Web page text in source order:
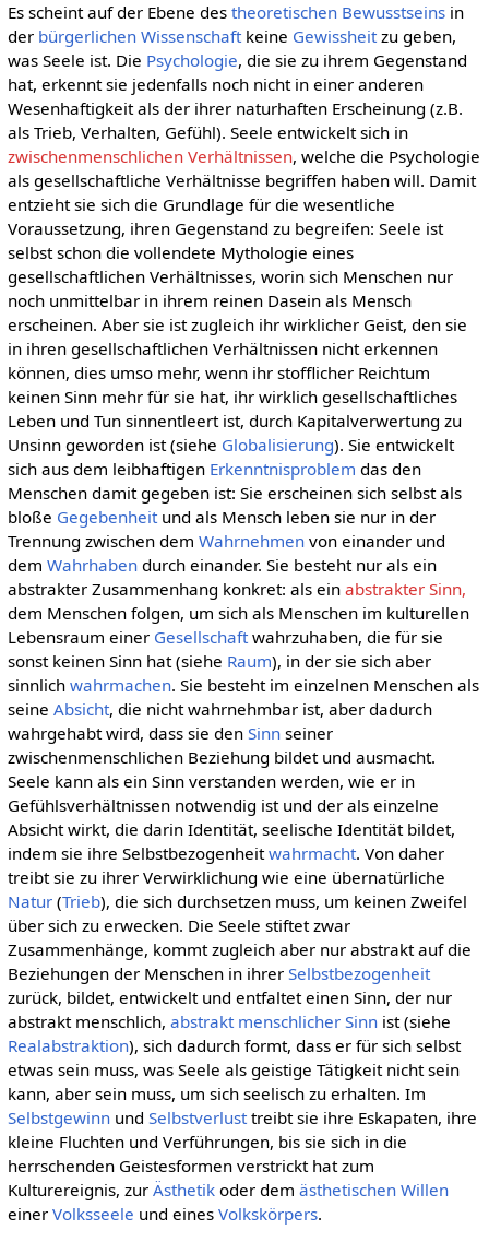
Es scheint auf der Ebene des theoretischen Bewusstseinsin
der bürgerlichen Wissenschaftkeine Gewissheitzu geben,
was Seele ist. Die Psychologie, die sie zu ihrem Gegenstand
hat, erkennt sie jedenfalls noch nicht in einer anderen
Wesenhaftigkeit als der ihrer naturhaften Erscheinung (z.B.
als Trieb, Verhalten, Gefühl). Seele entwickelt sich in
zwischenmenschlichen Verhältnissen, welche die Psychologie
als gesellschaftliche Verhältnisse begriffen haben will. Damit
entzieht sie sich die Grundlage für die wesentliche
Voraussetzung, ihren Gegenstand zu begreifen: Seele ist
selbst schon die vollendete Mythologie eines
gesellschaftlichen Verhältnisses, worin sich Menschen nur
noch unmittelbar in ihrem reinen Dasein als Mensch
erscheinen. Aber sie ist zugleich ihr wirklicher Geist, den sie
in ihren gesellschaftlichen Verhältnissen nicht erkennen
können, dies umso mehr, wenn ihr stofflicher Reichtum
keinen Sinn mehr für sie hat, ihr wirklich gesellschaftliches
Leben und Tun sinnentleert ist, durch Kapitalverwertung zu
Unsinn geworden ist (siehe Globalisierung). Sie entwickelt
sich aus dem leibhaftigen Erkenntnisproblem das den
Menschen damit gegeben ist: Sie erscheinen sich selbst als
bloße Gegebenheitund als Mensch leben sie nur in der
Trennung zwischen dem Wahrnehmenvon einander und
dem Wahrhabendurch einander. Sie besteht nur als ein
abstrakter Zusammenhang konkret: als ein abstrakter Sinn,
dem Menschen folgen, um sich als Menschen im kulturellen
Lebensraum einer Gesellschaftwahrzuhaben, die für sie
sonst keinen Sinn hat (siehe Raum), in der sie sich aber
sinnlich wahrmachen. Sie besteht im einzelnen Menschen als
seine Absicht, die nicht wahrnehmbar ist, aber dadurch
wahrgehabt wird, dass sie den Sinnseiner
zwischenmenschlichen Beziehung bildet und ausmacht.
Seele kann als ein Sinn verstanden werden, wie er in
Gefühlsverhältnissen notwendig ist und der als einzelne
Absicht wirkt, die darin Identität, seelische Identität bildet,
indem sie ihre Selbstbezogenheitwahrmacht. Von daher
treibt sie zu ihrer Verwirklichung wie eine übernatürliche
Natur(Trieb), die sich durchsetzen muss, um keinen Zweifel
über sich zu erwecken. Die Seele stiftet zwar
Zusammenhänge, kommt zugleich aber nur abstrakt auf die
Beziehungen der Menschen in ihrer Selbstbezogenheit
zurück, bildet, entwickelt und entfaltet einen Sinn, der nur
abstrakt menschlich, abstrakt menschlicher Sinnist (siehe
Realabstraktion), sich dadurch formt, dass er für sich selbst
etwas sein muss, was Seele als geistige Tätigkeit nicht sein
kann, aber sein muss, um sich seelisch zu erhalten. Im
Selbstgewinnund Selbstverlusttreibt sie ihre Eskapaten, ihre
kleine Fluchten und Verführungen, bis sie sich in die
herrschenden Geistesformen verstrickt hat zum
Kulturereignis, zur Ästhetikoder dem ästhetischen Willen
einer Volksseele und eines Volkskörpers.